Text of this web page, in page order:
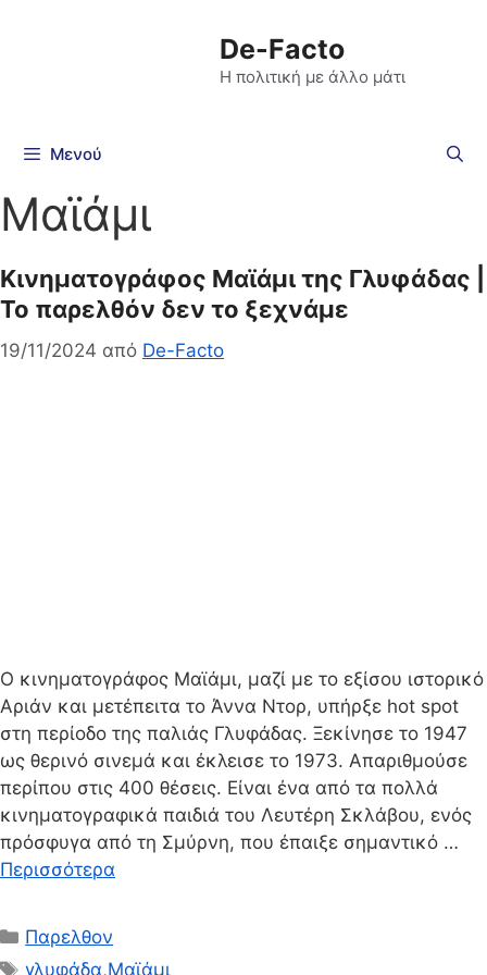
De-Facto
Η πολιτική με άλλο μάτι
Μενού
Μαϊάμι
Κινηματογράφος Μαϊάμι της Γλυφάδας |
Το παρελθόν δεν το ξεχνάμε
19/11/2024 από De-Facto
Ο κινηματογράφος Μαϊάμι, μαζί με το εξίσου ιστορικό
Αριάν και μετέπειτα το Άννα Ντορ, υπήρξε hot spot
στη περίοδο της παλιάς Γλυφάδας. Ξεκίνησε το 1947
ως θερινό σινεμά και έκλεισε το 1973. Απαριθμούσε
περίπου στις 400 θέσεις. Είναι ένα από τα πολλά
κινηματογραφικά παιδιά του Λευτέρη Σκλάβου, ενός
πρόσφυγα από τη Σμύρνη, που έπαιξε σημαντικό …
Περισσότερα
Κατηγορίες
Παρελθον
Ετικέτες
γλυφάδα,Μαϊάμι